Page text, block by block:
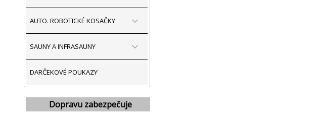
AUTO. ROBOTICKÉ KOSAČKY
SAUNY A INFRASAUNY
DARČEKOVÉ POUKAZY
Dopravu zabezpečuje